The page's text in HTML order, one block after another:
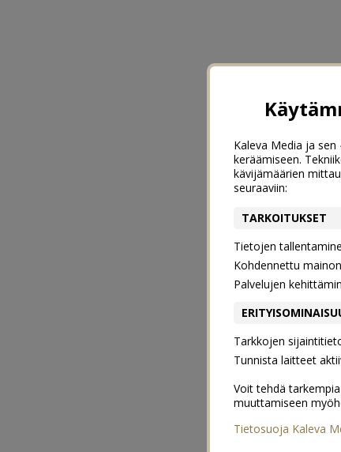
Kaleva Media ja sen
keräämiseen.
kävijämäärien
seuraaviin:
TARKOITUKSET
Tietojen
Kohdennettu
Palvelujen
Tarkkojen
Tunnista laitteet
Voit tehdä
muuttamiseen
Tietosuoja Kaleva